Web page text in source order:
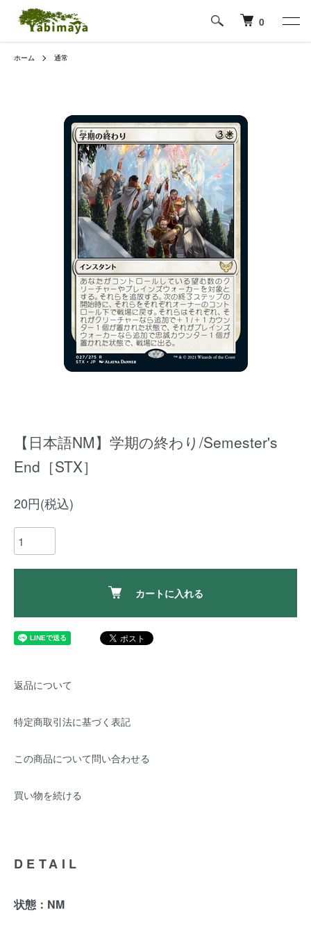
0
ホーム 通常
【日本語NM】学期の終わり/Semester's
End［STX］
20円(税込)
カートに入れる
返品について
特定商取引法に基づく表記
この商品について問い合わせる
買い物を続ける
DETAIL
状態：NM